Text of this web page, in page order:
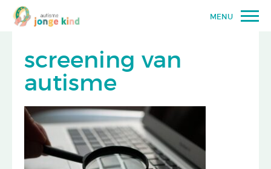
MENU
screening van
autisme